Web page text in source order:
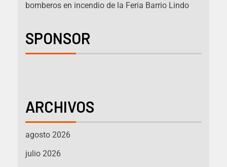
bomberos en incendio de la Feria Barrio Lindo
SPONSOR
ARCHIVOS
agosto 2026
julio 2026